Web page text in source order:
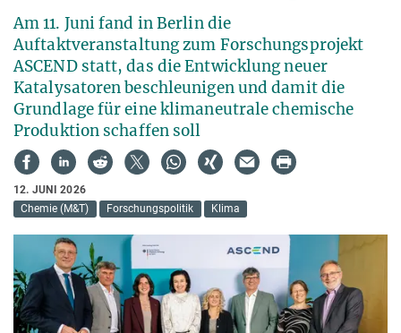
Am 11. Juni fand in Berlin die
Auftaktveranstaltung zum Forschungsprojekt
ASCEND statt, das die Entwicklung neuer
Katalysatoren beschleunigen und damit die
Grundlage für eine klimaneutrale chemische
Produktion schaffen soll
12. JUNI 2026
Chemie (M&T)
Forschungspolitik Klima